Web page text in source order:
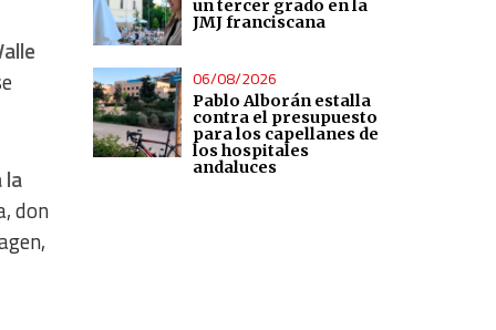
la
don
un tercer grado en la
JMJ franciscana
06/08/2026
Pablo Alborán estalla
contra el presupuesto
para los capellanes de
los hospitales
andaluces